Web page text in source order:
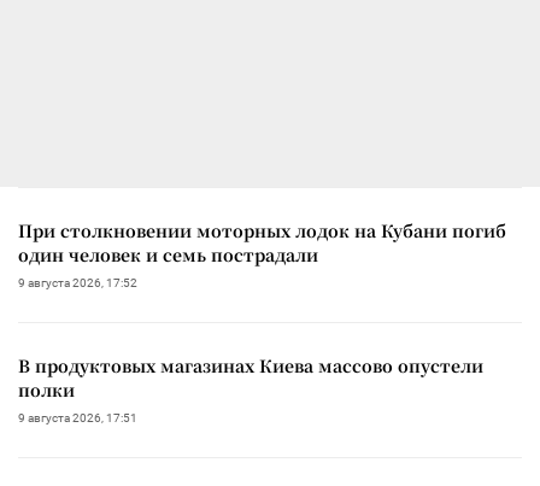
При столкновении моторных лодок на Кубани погиб
один человек и семь пострадали
9 августа 2026, 17:52
В продуктовых магазинах Киева массово опустели
полки
9 августа 2026, 17:51